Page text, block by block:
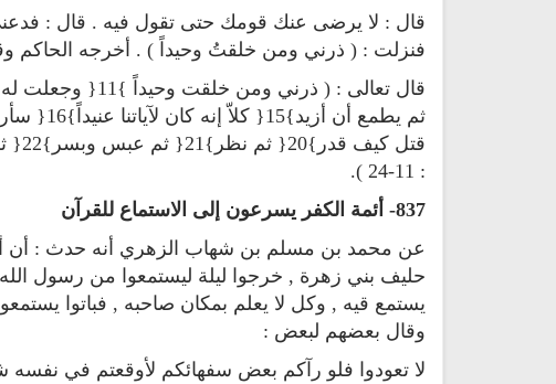
قال : لا يرضى عنك قومك حتى تقول فيه . قال :
فنزلت : ( ذرني ومن خلقتُ وحيداً ) . أخرجه الحاكم
: 11-24 ).
837- أئمة الكفر يسرعون إلى الاستماع للقرآن
عن محمد بن مسلم بن شهاب الزهري أنه حدث : أن
حليف بني زهرة , خرجوا ليلة ليستمعوا من رسول
يستمع قيه , وكل لا يعلم بمكان صاحبه , فباتوا
وقال بعضهم لبعض :
لا تعودوا فلو رآكم بعض سفهائكم لأوقعتم في نفسه